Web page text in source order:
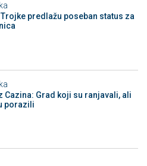
predlažu poseban status za
Cazina: Grad koji su ranjavali, ali
porazili